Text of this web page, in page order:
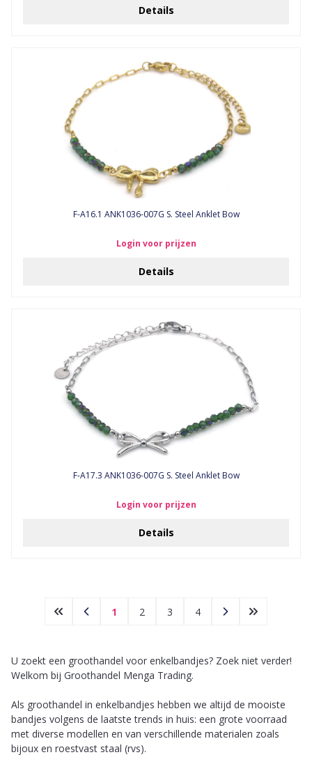
Details
F-A16.1 ANK1036-007G S. Steel Anklet Bow
Login voor prijzen
Details
F-A17.3 ANK1036-007G S. Steel Anklet Bow
Login voor prijzen
Details
1 2 3 4
U zoekt een groothandel voor enkelbandjes? Zoek niet verder!
Welkom bij Groothandel Menga Trading.
Als groothandel in enkelbandjes hebben we altijd de mooiste
bandjes volgens de laatste trends in huis: een grote voorraad
met diverse modellen en van verschillende materialen zoals
bijoux en roestvast staal (rvs).